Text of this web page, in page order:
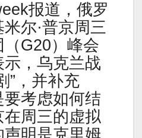
报道，俄罗
尔·普京周三
G20）峰会
，乌克兰战
”，并补充
考虑如何结
周三的虚拟
明是克里姆